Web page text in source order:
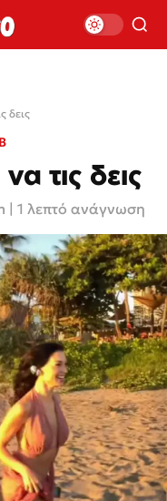
δεις
τις δεις
| 1 λεπτό ανάγνωση